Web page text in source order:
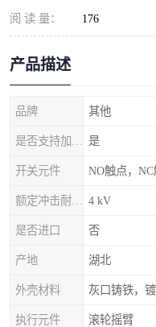
阅 读 量： 176
产品描述
品牌 其他
是
开关元件 NO触点，NC
4 kV
是否进口 否
产地 湖北
外壳材料 灰口铸铁，
执行元件 滚轮摇臂